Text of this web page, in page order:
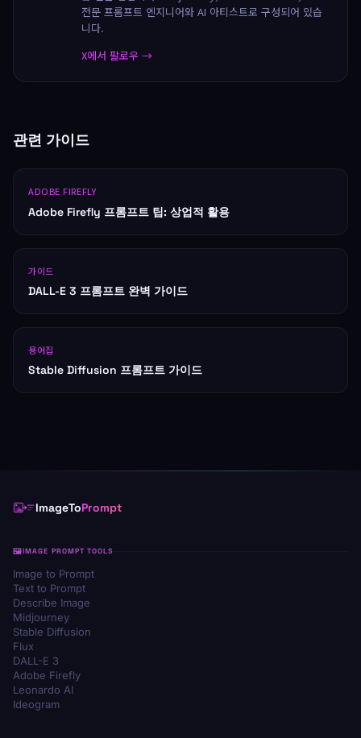
전문 프롬프트 엔지니어와 AI 아티스트로 구성되어 있습
니다.
X에서 팔로우 →
관련 가이드
ADOBE FIREFLY
Adobe Firefly 프롬프트 팁: 상업적 활용
가이드
DALL-E 3 프롬프트 완벽 가이드
용어집
Stable Diffusion 프롬프트 가이드
ImageToPrompt
IMAGE PROMPT TOOLS
Image to Prompt
Text to Prompt
Describe Image
Midjourney
Stable Diffusion
Flux
DALL-E 3
Adobe Firefly
Leonardo AI
Ideogram